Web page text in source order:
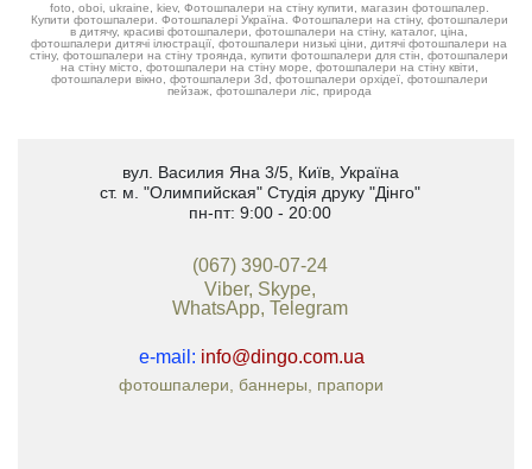
foto, oboi, ukraine, kiev, Фотошпалери на стіну купити, магазин фотошпалер.
Купити фотошпалери. Фотошпалері Україна. Фотошпалери на стіну, фотошпалери
в дитячу, красиві фотошпалери, фотошпалери на стіну, каталог, ціна,
фотошпалери дитячі ілюстрації, фотошпалери низькі ціни, дитячі фотошпалери на
стіну, фотошпалери на стіну троянда, купити фотошпалери для стін, фотошпалери
на стіну місто, фотошпалери на стіну море, фотошпалери на стіну квіти,
фотошпалери вікно, фотошпалери 3d, фотошпалери орхідеї, фотошпалери
пейзаж, фотошпалери ліс, природа
вул. Василия Яна 3/5, Київ, Україна
ст. м. "Олимпийская" Студія друку "Дінго"
пн-пт: 9:00 - 20:00
(067) 390-07-24
Viber, Skype,
WhatsApp, Telegram
e-mail: info@dingo.com.ua
фотошпалери, баннеры, прапори